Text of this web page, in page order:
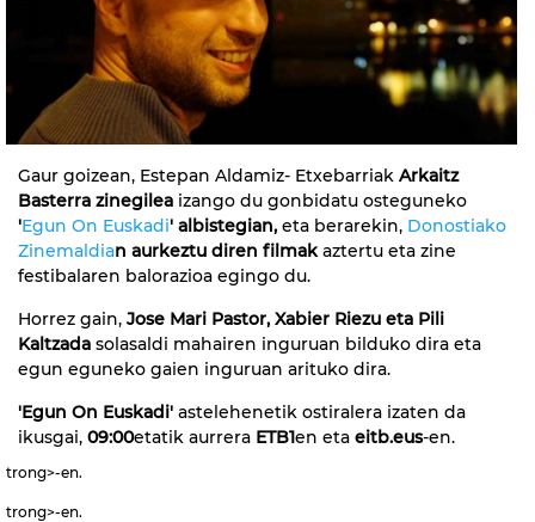
Gaur goizean, Estepan Aldamiz- Etxebarriak Arkaitz
Basterra zinegilea izango du gonbidatu osteguneko
'Egun On Euskadi' albistegian, eta berarekin, Donostiako
Zinemaldian aurkeztu diren filmakaztertu eta zine
festibalaren balorazioa egingo du.
Horrez gain, Jose Mari Pastor, Xabier Riezu eta Pili
Kaltzada solasaldi mahairen inguruan bilduko dira eta
egun eguneko gaien inguruan arituko dira.
'Egun On Euskadi' astelehenetik ostiralera izaten da
ikusgai, 09:00etatik aurrera ETB1en eta eitb.eus-en.
trong>-en.
trong>-en.